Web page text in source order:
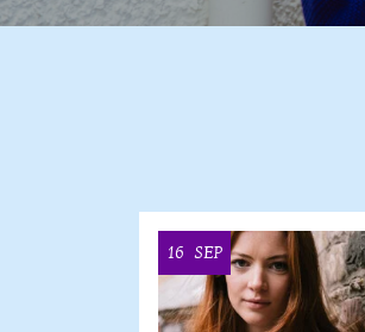
16 SEP